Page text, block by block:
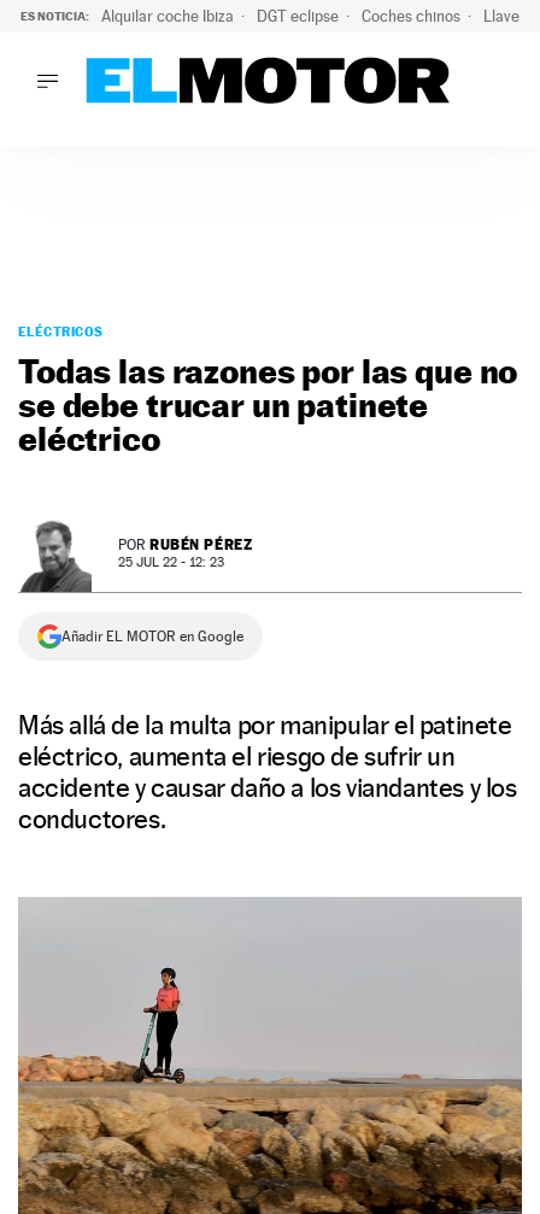
ES NOTICIA: Alquilar coche Ibiza DGT eclipse Coches chinos Llaves
PODCAST
MOTOS
TECNOLOGÍA
SUPERCOCHES
SERVICIOS
NEWSLETTER
SÍGUENOS
ELÉCTRICOS
Todas las razones por las que no
se debe trucar un patinete
eléctrico
POR RUBÉN PÉREZ
25 JUL 22 - 12: 23
Añadir EL MOTOR en Google
Más allá de la multa por manipular el patinete
eléctrico, aumenta el riesgo de sufrir un
accidente y causar daño a los viandantes y los
conductores.